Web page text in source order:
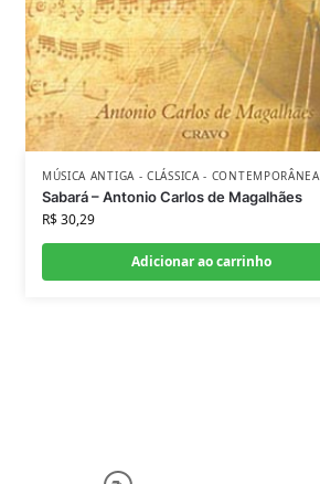
MÚSICA ANTIGA - CLÁSSICA - CONTEMPORÂNEA
Sabará – Antonio Carlos de Magalhães
R$30,29
Adicionar ao carrinho